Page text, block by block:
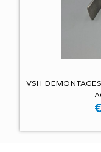
VSH